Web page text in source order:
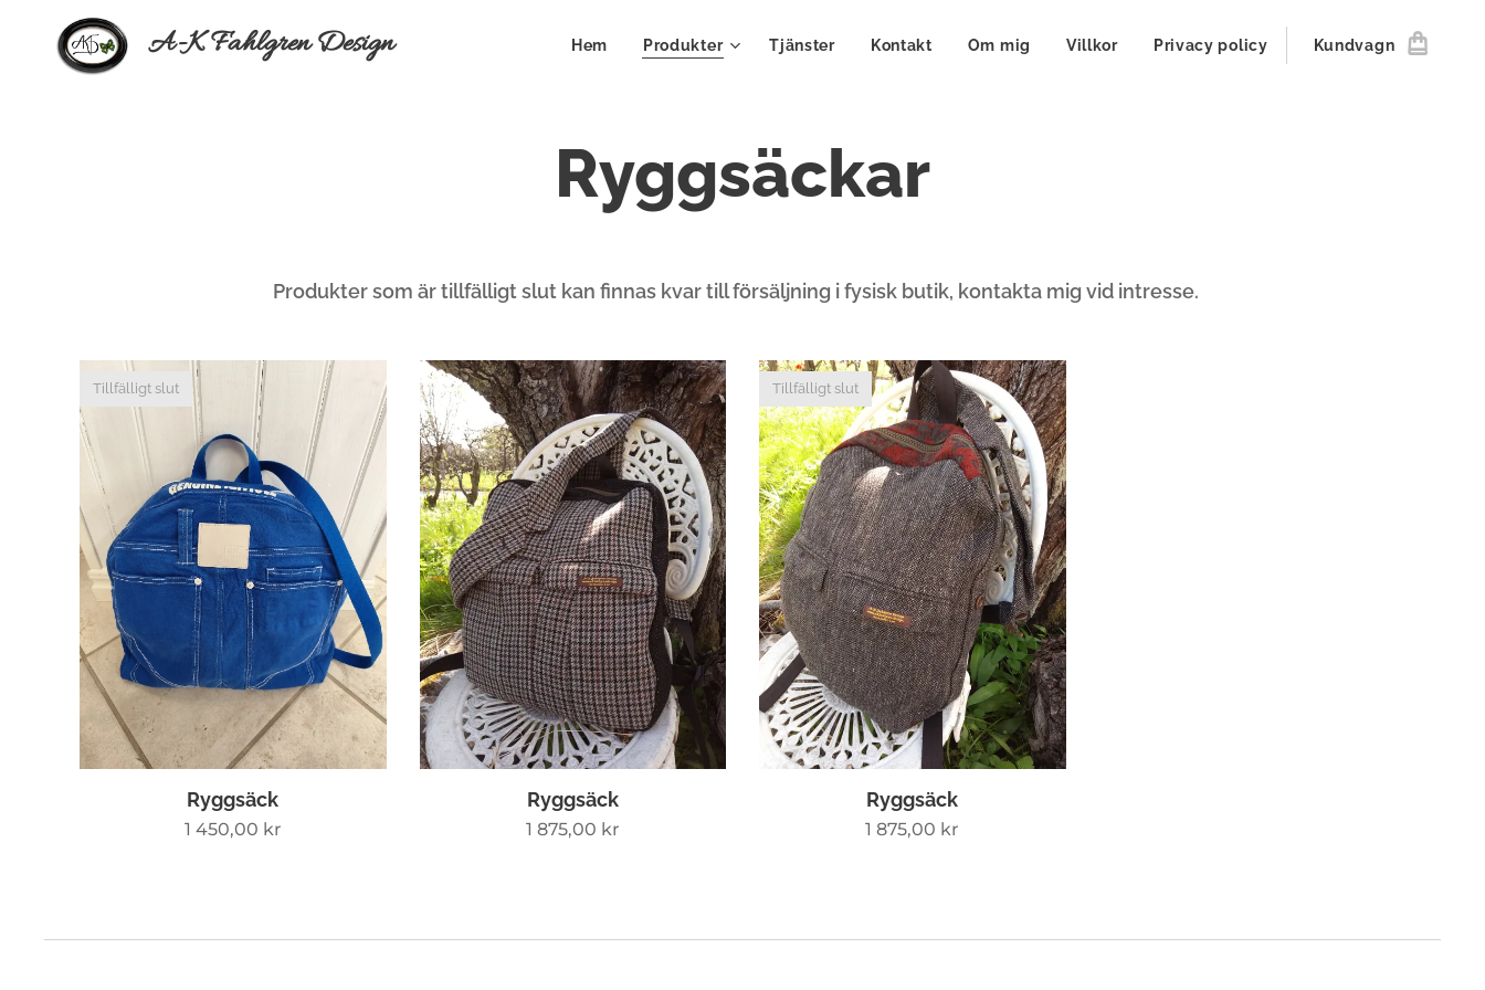
A-K Fahlgren Design Hem Produkter Tjänster Kontakt Om mig Villkor Privacy policy Kundvagn
Ryggsäckar
Produkter som är tillfälligt slut kan finnas kvar till försäljning i fysisk butik, kontakta mig vid intresse.
Ryggsäck
Tillfälligt slut
1 450,00 kr
Ryggsäck
1 875,00 kr
Ryggsäck
Tillfälligt slut
1 875,00 kr